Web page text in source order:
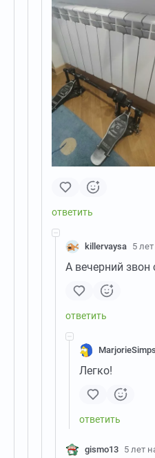
killervaysa 5
А вечерний
Легко!
gismo13 5 лет